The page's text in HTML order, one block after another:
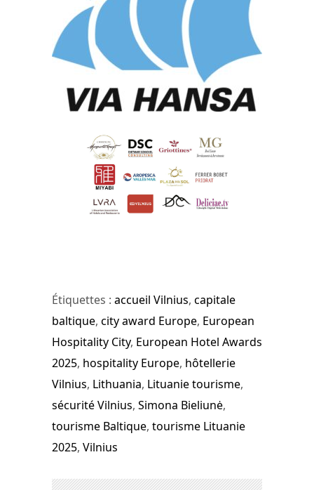
Étiquettes : accueil Vilnius, capitale
baltique, city award Europe, European
Hospitality City, European Hotel Awards
2025, hospitality Europe, hôtellerie
Vilnius, Lithuania, Lituanie tourisme,
sécurité Vilnius, Simona Bieliunė,
tourisme Baltique, tourisme Lituanie
2025, Vilnius